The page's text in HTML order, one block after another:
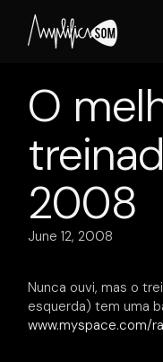
content
O
2008
June 12, 2008
Nunca ouvi, mas o
esquerda) tem uma
www.myspace.com/